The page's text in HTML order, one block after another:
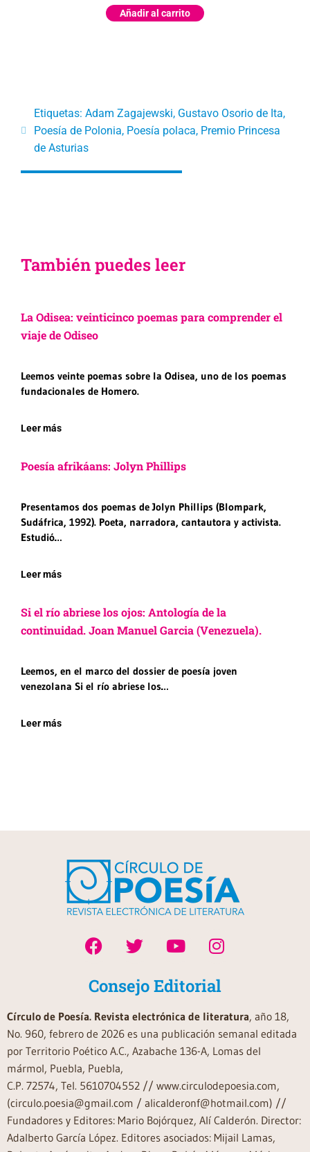
Añadir al carrito
Etiquetas: Adam Zagajewski, Gustavo Osorio de Ita,
Poesía de Polonia, Poesía polaca, Premio Princesa
de Asturias
También puedes leer
La Odisea: veinticinco poemas para comprender el
viaje de Odiseo
Leemos veinte poemas sobre la Odisea, uno de los poemas
fundacionales de Homero.
Leer más
Poesía afrikáans: Jolyn Phillips
Presentamos dos poemas de Jolyn Phillips (Blompark,
Sudáfrica, 1992). Poeta, narradora, cantautora y activista.
Estudió…
Leer más
Si el río abriese los ojos: Antología de la
continuidad. Joan Manuel Garcia (Venezuela).
Leemos, en el marco del dossier de poesía joven
venezolana Si el río abriese los…
Leer más
Consejo Editorial
Círculo de Poesía. Revista electrónica de literatura, año 18,
No. 960, febrero de 2026 es una publicación semanal editada
por Territorio Poético A.C., Azabache 136-A, Lomas del
mármol, Puebla, Puebla,
C.P. 72574, Tel. 5610704552 // www.circulodepoesia.com,
(circulo.poesia@gmail.com / alicalderonf@hotmail.com) //
Fundadores y Editores: Mario Bojórquez, Alí Calderón. Director:
Adalberto García López. Editores asociados: Mijail Lamas,